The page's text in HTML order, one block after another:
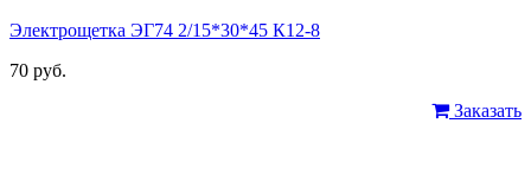
Электрощетка ЭГ74 2/15*30*45 К12-8
70 руб.
Заказать